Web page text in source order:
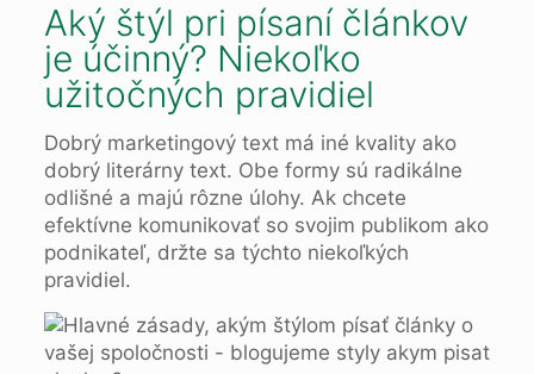
Aký štýl pri písaní článkov
je účinný? Niekoľko
užitočných pravidiel
Dobrý marketingový text má iné kvality ako
dobrý literárny text. Obe formy sú radikálne
odlišné a majú rôzne úlohy. Ak chcete
efektívne komunikovať so svojim publikom ako
podnikateľ, držte sa týchto niekoľkých
pravidiel.